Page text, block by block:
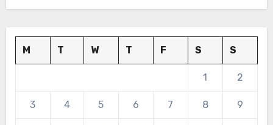
M T W T F S S
1 2
3 4 5 6 7 8 9